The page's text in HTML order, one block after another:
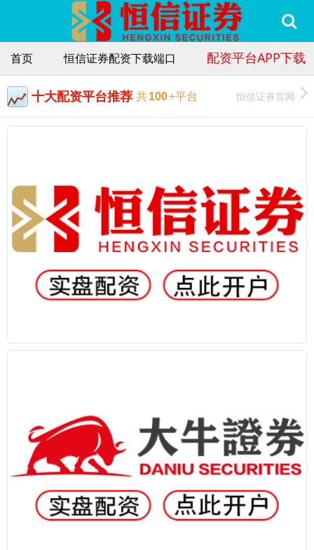
首页 恒信证券配资下载端口 配资平台APP下载
十大配资平台推荐 共100+平台 恒信证券官网